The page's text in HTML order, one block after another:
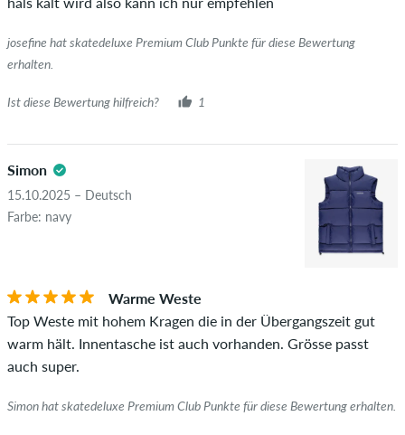
josefine hat skatedeluxe Premium Club Punkte für diese Bewertung
erhalten.
Ist diese Bewertung hilfreich? 1
Simon
15.10.2025 – Deutsch
Farbe: navy
Warme Weste
Top Weste mit hohem Kragen die in der Übergangszeit gut
warm hält. Innentasche ist auch vorhanden. Grösse passt
auch super.
Simon hat skatedeluxe Premium Club Punkte für diese Bewertung erhalten.